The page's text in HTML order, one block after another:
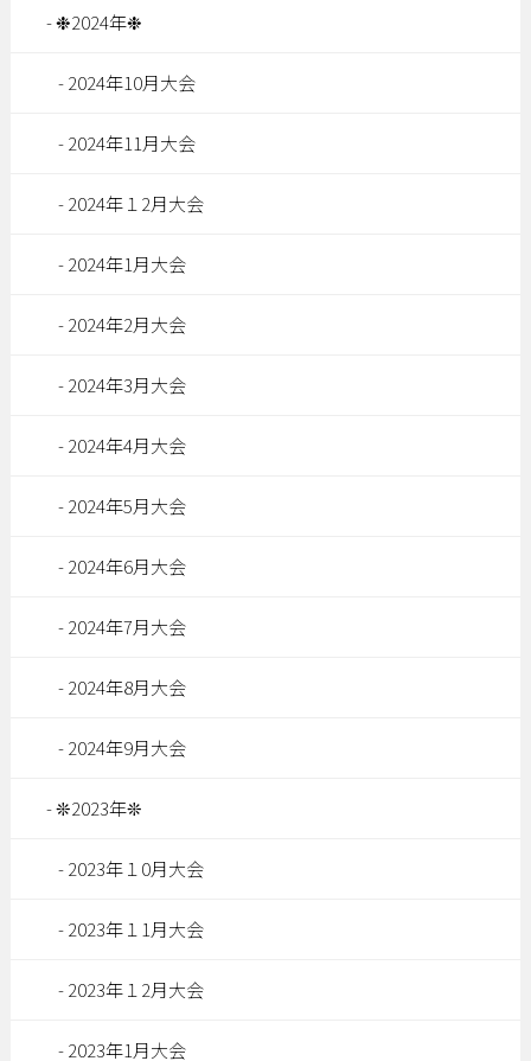
❉2024年❉
2024年10月大会
2024年11月大会
2024年１2月大会
2024年1月大会
2024年2月大会
2024年3月大会
2024年4月大会
2024年5月大会
2024年6月大会
2024年7月大会
2024年8月大会
2024年9月大会
❊2023年❊
2023年１0月大会
2023年１1月大会
2023年１2月大会
2023年1月大会